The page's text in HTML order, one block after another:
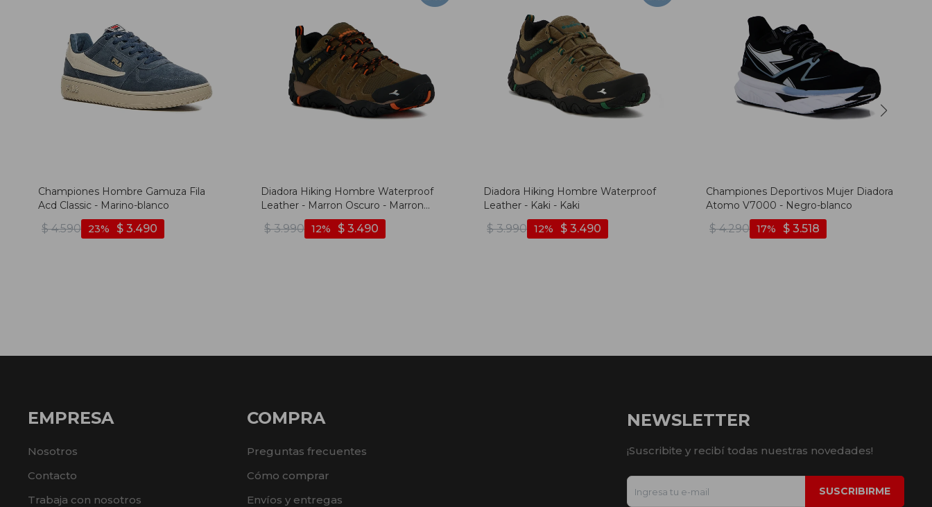
Championes Hombre Gamuza Fila
Acd Classic - Marino-blanco
$ 4.590 $ 3.490
23
Diadora Hiking Hombre Waterproof
Leather - Marron Oscuro - Marron
$ 3.990 $ 3.490
12
Diadora Hiking Hombre Waterproof
Leather - Kaki - Kaki
$ 3.990 $ 3.490
12
Championes Deportivos Mujer Diadora
Atomo V7000 - Negro-blanco
$ 4.290 $ 3.518
17
EMPRESA
Nosotros
Contacto
Trabaja con nosotros
COMPRA
Preguntas frecuentes
Cómo comprar
Envíos y entregas
NEWSLETTER
¡Suscribite y recibí todas nuestras novedades!
SUSCRIBIRME